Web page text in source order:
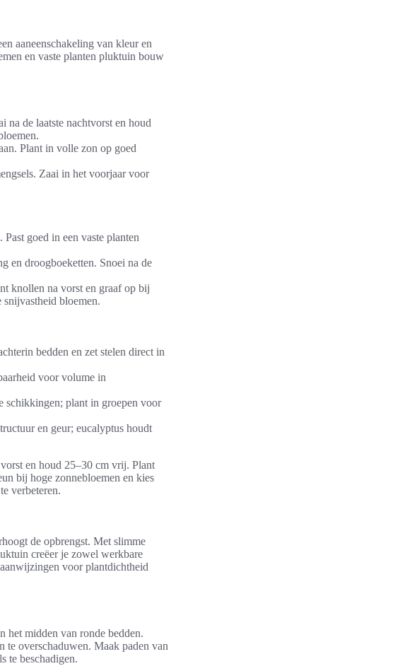
aaneenschakeling van kleur en
en vaste planten pluktuin bouw
na de laatste nachtvorst en houd
Plant in volle zon op goed
Zaai in het voorjaar voor
goed in een vaste planten
en droogboeketten. Snoei na de
knollen na vorst en graaf op bij
snijvastheid bloemen.
bedden en zet stelen direct in
voor volume in
schikkingen; plant in groepen voor
en geur; eucalyptus houdt
en houd 25–30 cm vrij. Plant
bij hoge zonnebloemen en kies
verbeteren.
de opbrengst. Met slimme
creëer je zowel werkbare
voor plantdichtheid
het midden van ronde bedden.
te overschaduwen. Maak paden van
te beschadigen.